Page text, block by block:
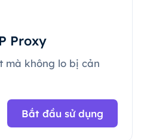
Proxy
mà không lo bị cản
Bắt đầu sử dụng